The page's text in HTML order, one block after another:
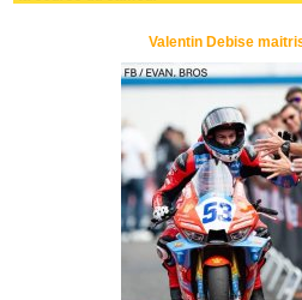
Valentin Debise